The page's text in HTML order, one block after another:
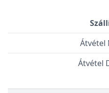
Átvétel
Átvétel